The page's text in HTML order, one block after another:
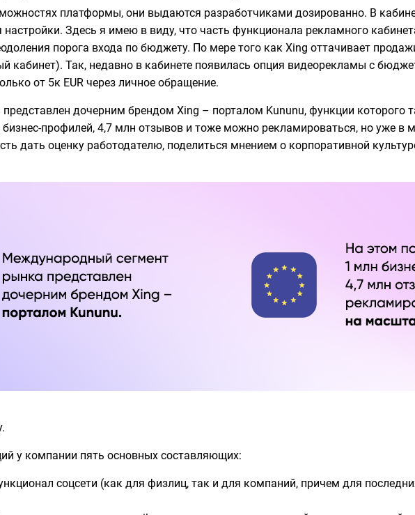
платформы, они выдаются разработчиками дозированно. В
Здесь я имею в виду, что часть функционала рекламного
порога входа по бюджету. По мере того как Xing оттачивает
кабинет). Так, недавно в кабинете появилась опция видеорекламы с
от 5к EUR через личное обращение.
дочерним брендом Xing – порталом Kununu, функции которого
профилей, 4,7 млн отзывов и тоже можно рекламироваться, но уже
дать оценку работодателю, поделиться мнением о корпоративной
у компании пять основных составляющих:
соцсети (как для физлиц, так и для компаний, причем для